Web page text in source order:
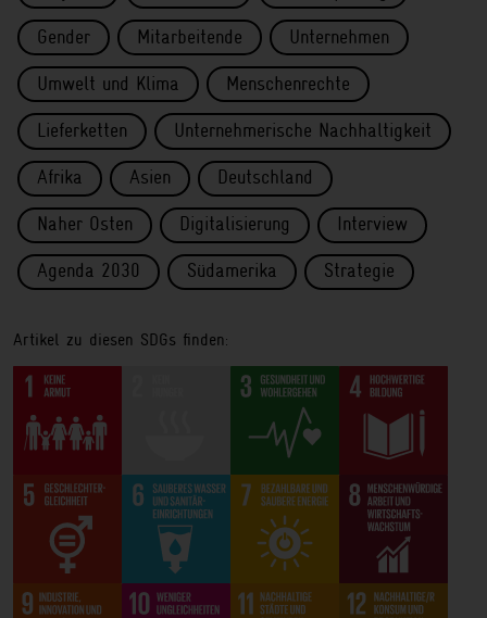
Gender Mitarbeitende Unternehmen
Umwelt und Klima Menschenrechte
Lieferketten Unternehmerische Nachhaltigkeit
Afrika Asien Deutschland
Naher Osten Digitalisierung Interview
Agenda 2030 Südamerika Strategie
Artikel zu diesen SDGs finden: